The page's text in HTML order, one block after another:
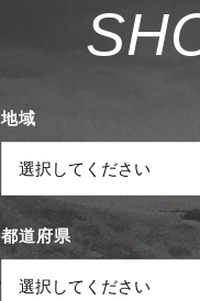
SH
地域
都道府県